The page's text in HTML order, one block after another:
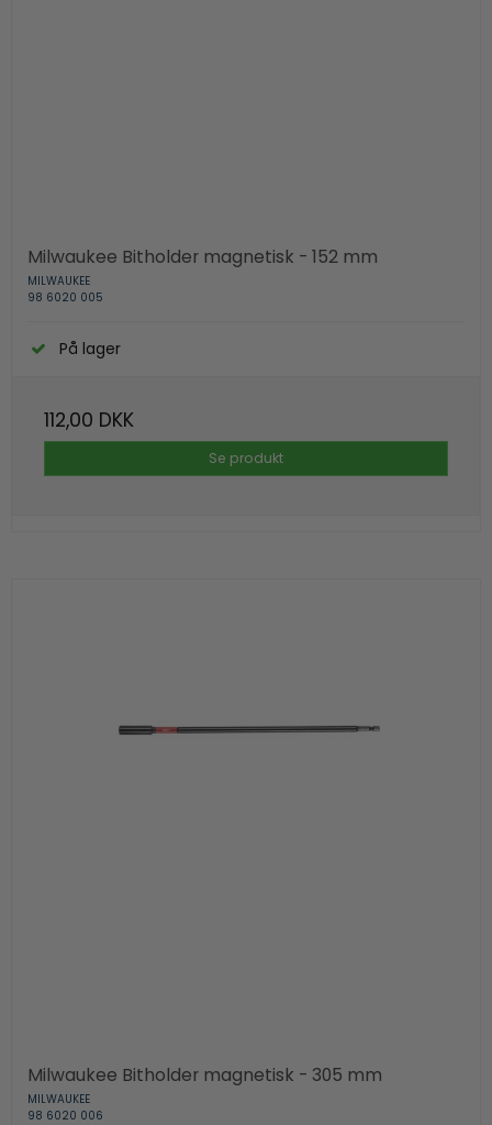
Milwaukee Bitholder magnetisk - 152 mm
MILWAUKEE
98 6020 005
På lager
112,00 DKK
Se produkt
Milwaukee Bitholder magnetisk - 305 mm
MILWAUKEE
98 6020 006